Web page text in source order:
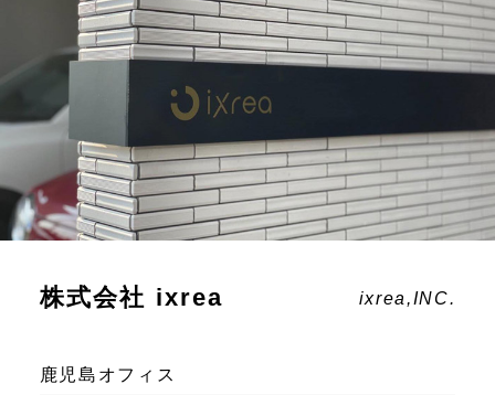
株式会社 ixrea ixrea,INC.
鹿児島オフィス